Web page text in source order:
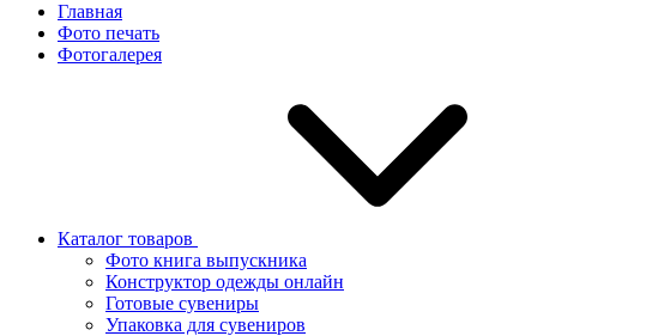
Главная
Фото печать
Фотогалерея
Каталог товаров
Фото книга выпускника
Конструктор одежды онлайн
Готовые сувениры
Упаковка для сувениров